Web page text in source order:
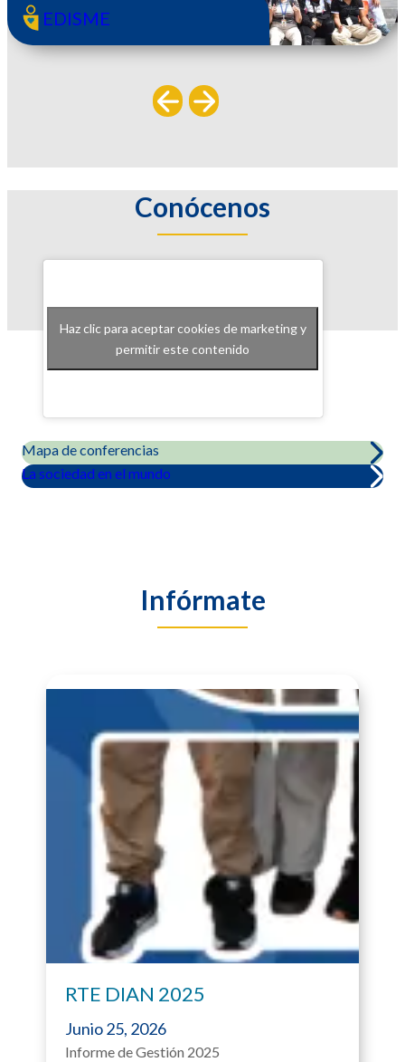
EDISME
Conócenos
Haz clic para aceptar cookies de marketing y
permitir este contenido
Mapa de conferencias
La sociedad en el mundo
Infórmate
RTE DIAN 2025
Junio 25, 2026
Informe de Gestión 2025